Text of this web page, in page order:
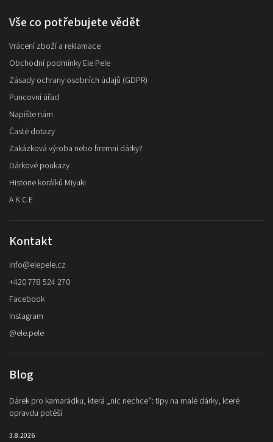
Vše co potřebujete vědět
Vrácení zboží a reklamace
Obchodní podmínky Ele Pele
Zásady ochrany osobních údajů (GDPR)
Puncovní úřad
Napište nám
Časté dotazy
Zakázková výroba nebo firemní dárky?
Dárkové poukazy
Historie korálků Miyuki
A K C E
Kontakt
info@elepele.cz
+420 778 524 270
Facebook
Instagram
@ele.pele
Blog
Dárek pro kamarádku, která „nic nechce“: tipy na malé dárky, které
opravdu potěší
3.8.2026